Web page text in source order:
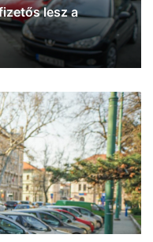
el drogot